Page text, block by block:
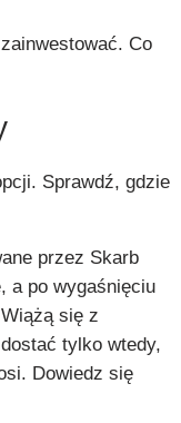
Co
Sprawdź, gdzie
przez Skarb
a po wygaśnięciu
się z
tylko wtedy,
Dowiedz się